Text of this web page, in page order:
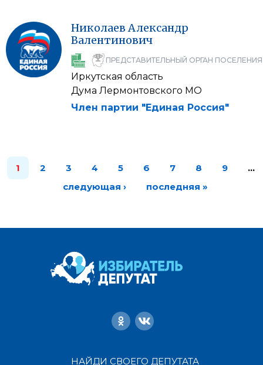
Николаев Александр
Валентинович
ПРЕДСТАВИТЕЛЬНЫЙ ОРГАН ПОСЕЛЕНИЯ
Иркутская область
Дума Лермонтовского МО
Член партии "Единая Россия"
1 2 3 4 5 6 7 8 9
…
следующая ›
последняя »
НАЙДИ СВОЕГО ДЕПУТАТА